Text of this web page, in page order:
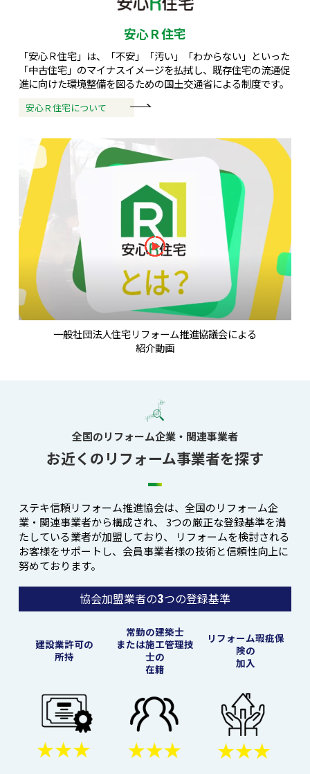
安心Ｒ住宅
「安心Ｒ住宅」は、「不安」「汚い」「わからない」といった
「中古住宅」のマイナスイメージを払拭し、既存住宅の流通促
進に向けた環境整備を図るための国土交通省による制度です。
安心Ｒ住宅について
一般社団法人住宅リフォーム推進協議会による
紹介動画
全国のリフォーム企業・関連事業者
お近くのリフォーム事業者を探す
ステキ信頼リフォーム推進協会は、全国のリフォーム企
業・関連事業者から構成され、
3つの厳正な登録基準を満
たしている業者が加盟しており、
リフォームを検討される
お客様をサポートし、会員事業者様の技術と信頼性向上に
努めております。
協会加盟業者の3つの登録基準
建設業許可の
所持
常勤の建築士
または施工管理技
士の
在籍
リフォーム瑕疵保
険の
加入